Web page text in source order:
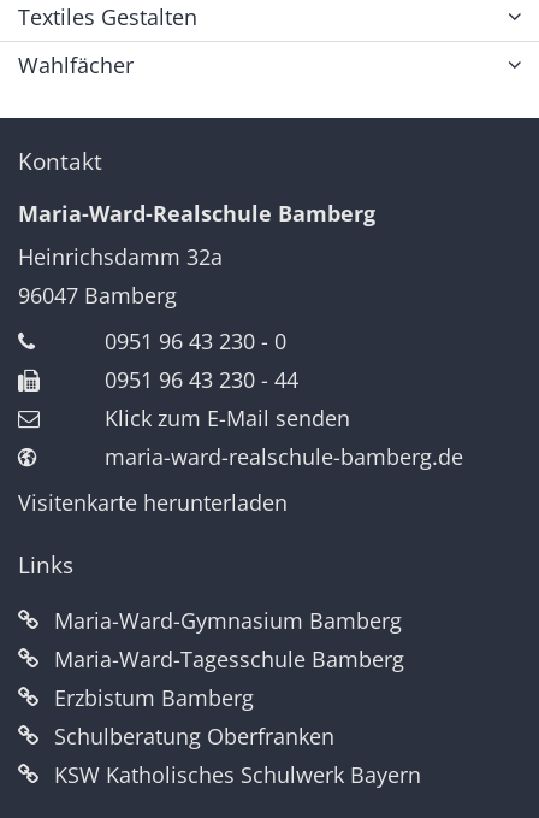
Textiles Gestalten
Wahlfächer
Kontakt
Maria-Ward-Realschule Bamberg
Heinrichsdamm 32a
96047 Bamberg
0951 96 43 230 - 0
0951 96 43 230 - 44
Klick zum E-Mail senden
maria-ward-realschule-bamberg.de
Visitenkarte herunterladen
Links
Maria-Ward-Gymnasium Bamberg
Maria-Ward-Tagesschule Bamberg
Erzbistum Bamberg
Schulberatung Oberfranken
KSW Katholisches Schulwerk Bayern